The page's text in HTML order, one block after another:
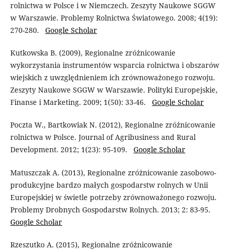
rolnictwa w Polsce i w Niemczech. Zeszyty Naukowe SGGW
w Warszawie. Problemy Rolnictwa Światowego. 2008; 4(19):
270-280. Google Scholar
Kutkowska B. (2009), Regionalne zróżnicowanie
wykorzystania instrumentów wsparcia rolnictwa i obszarów
wiejskich z uwzględnieniem ich zrównoważonego rozwoju.
Zeszyty Naukowe SGGW w Warszawie. Polityki Europejskie,
Finanse i Marketing. 2009; 1(50): 33-46. Google Scholar
Poczta W., Bartkowiak N. (2012), Regionalne zróżnicowanie
rolnictwa w Polsce. Journal of Agribusiness and Rural
Development. 2012; 1(23): 95-109. Google Scholar
Matuszczak A. (2013), Regionalne zróżnicowanie zasobowo-
produkcyjne bardzo małych gospodarstw rolnych w Unii
Europejskiej w świetle potrzeby zrównoważonego rozwoju.
Problemy Drobnych Gospodarstw Rolnych. 2013; 2: 83-95.
Google Scholar
Rzeszutko A. (2015), Regionalne zróżnicowanie